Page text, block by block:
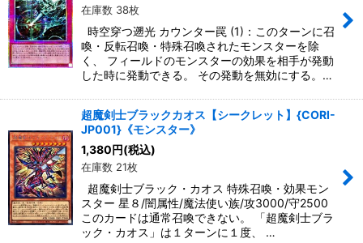
在庫数 38枚
時空穿つ遡光 カウンター罠 (1)：このターンに召
喚・反転召喚・特殊召喚されたモンスターを除
く、 フィールドのモンスターの効果を相手が発動
した時に発動できる。 その発動を無効にする。…
超魔剣士ブラックカオス【シークレット】{CORI-
JP001}《モンスター》
1,380円(税込)
在庫数 21枚
超魔剣士ブラック・カオス 特殊召喚・効果モン
スター 星８/闇属性/魔法使い族/攻3000/守2500
このカードは通常召喚できない。 「超魔剣士ブラ
ック・カオス」は１ターンに１度、 …